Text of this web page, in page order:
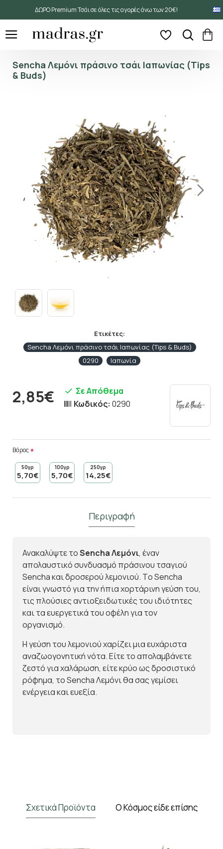
ΔΩΡΟ Premium Τσάι σε όλες τις αγορές άνω των 20€!
Sencha Λεμόνι πράσινο τσάι Ιαπωνίας (Tips
& Buds)
Ετικέτες:
Sencha Λεμόνι πράσινο τσάι Ιαπωνίας (Tips & Buds)
0290
Ιαπωνία
2,85€
Σε Απόθεμα
Κωδικός: 0290
Βάρος
50γρ
5,70€
100γρ
5,70€
250γρ
14,25€
Περιγραφή
Ανακαλύψτε τοSencha Λεμόνι, έναν
απολαυστικό συνδυασμό πράσινου τσαγιού
Sencha και δροσερού λεμονιού. Tο Sencha
είναι γνωστό για την ήπια χορτάρινη γεύση του,
τις πλούσιες αντιοξειδωτικές του ιδιότητες
και τα ευεργετικά του οφέλη για τον
οργανισμό.
Η γεύση του λεμονιού χαρίζει μια ευχάριστα
αναζωογονητική νότα. Είτε το απολαμβάνετε
ζεστό για χαλάρωση, είτε κρύο ως δροσιστικό
ρόφημα, το Sencha Λεμόνι θα σας γεμίσει
ενέργεια και ευεξία.
Σχετικά Προϊόντα Ο Κόσμος είδε επίσης